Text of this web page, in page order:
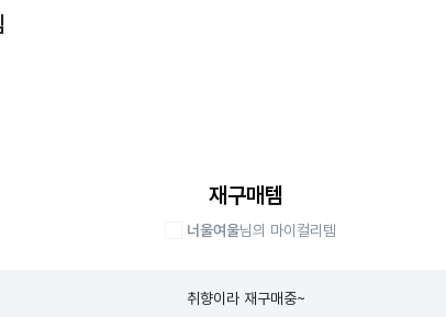
재구매템
너울여울님의 마이컬리템
취향이라 재구매중~